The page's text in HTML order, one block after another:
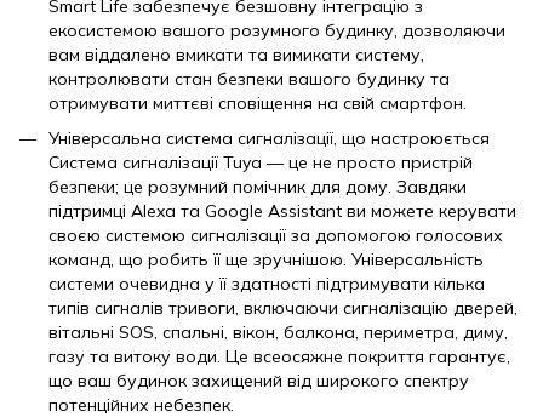
Smart Life забезпечує безшовну інтеграцію з
екосистемою вашого розумного будинку, дозволяючи
вам віддалено вмикати та вимикати систему,
контролювати стан безпеки вашого будинку та
отримувати миттєві сповіщення на свій смартфон.
Універсальна система сигналізації, що настроюється
Система сигналізації Tuya — це не просто пристрій
безпеки; це розумний помічник для дому. Завдяки
підтримці Alexa та Google Assistant ви можете керувати
своєю системою сигналізації за допомогою голосових
команд, що робить її ще зручнішою. Універсальність
системи очевидна у її здатності підтримувати кілька
типів сигналів тривоги, включаючи сигналізацію дверей,
вітальні SOS, спальні, вікон, балкона, периметра, диму,
газу та витоку води. Це всеосяжне покриття гарантує,
що ваш будинок захищений від широкого спектру
потенційних небезпек.